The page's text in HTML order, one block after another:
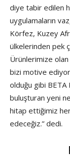
diye tabir edilen
uygulamaların
Körfez, Kuzey
ülkelerinden pek
Ürünlerimize
bizi motive
olduğu gibi
buluşturan yeni
hitap ettiğimiz
edeceğiz.” dedi.